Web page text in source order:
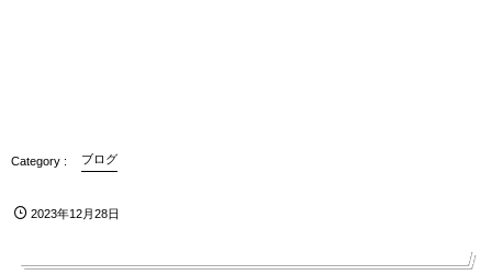
ブログ
2023年12月28日